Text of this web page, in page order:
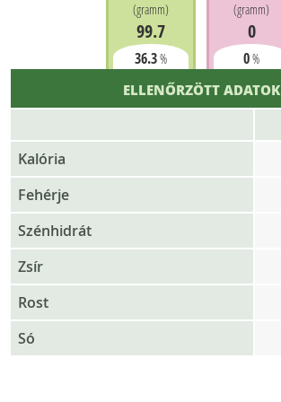
(gramm)
99.7
36.3%
(gramm)
0
0%
ELLENŐRZÖTT ADATOK
Kalória
Fehérje
Szénhidrát
Zsír
Rost
Só